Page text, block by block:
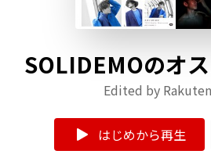
SOLIDEMOのオ
Edited by
はじめから再生